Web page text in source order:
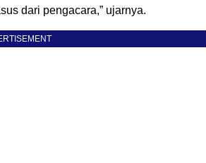
dari pengacara,” ujarnya.